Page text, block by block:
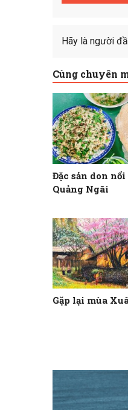
Hãy là người
Cùng chuyên
Đặc sản don
Quảng Ngãi
Gặp lại mùa